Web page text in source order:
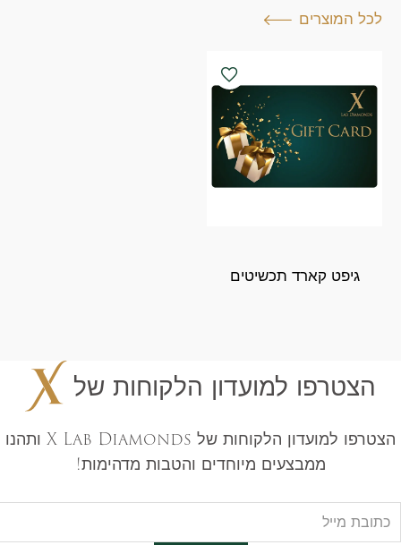
לכל המוצרים
גיפט קארד תכשיטים
הצטרפו למועדון הלקוחות של
הצטרפו למועדון הלקוחות של X Lab Diamonds ותהנו
ממבצעים מיוחדים והטבות מדהימות!